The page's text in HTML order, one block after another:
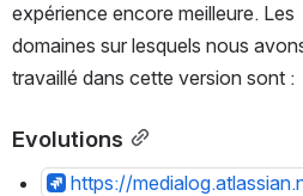
expérience encore meilleure. Les
domaines sur lesquels nous
travaillé dans cette version sont :
Evolutions
https://